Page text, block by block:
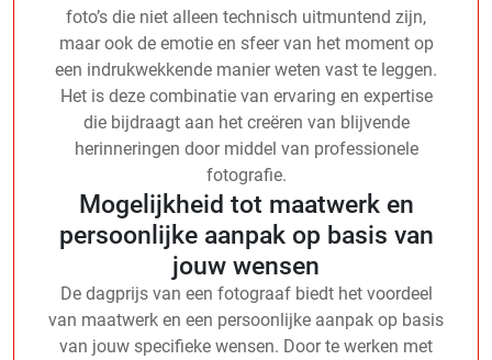
foto’s die niet alleen technisch uitmuntend zijn,
maar ook de emotie en sfeer van het moment op
een indrukwekkende manier weten vast te leggen.
Het is deze combinatie van ervaring en expertise
die bijdraagt aan het creëren van blijvende
herinneringen door middel van professionele
fotografie.
Mogelijkheid tot maatwerk en
persoonlijke aanpak op basis van
jouw wensen
De dagprijs van een fotograaf biedt het voordeel
van maatwerk en een persoonlijke aanpak op basis
van jouw specifieke wensen. Door te werken met